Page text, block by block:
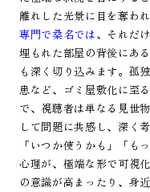
離れした光景に目を奪われ
専門で桑名では、それだ
埋もれた部屋の背後にあ
も深く切り込みます。孤
患など、ゴミ屋敷化に至
で、視聴者は単なる見世
して問題に共感し、深く
「いつか使うかも」「も
心理が、極端な形で可視
の意識が高まったり、身